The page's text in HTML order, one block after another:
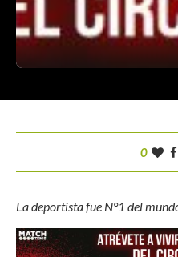
0
La deportista fue N°1 del